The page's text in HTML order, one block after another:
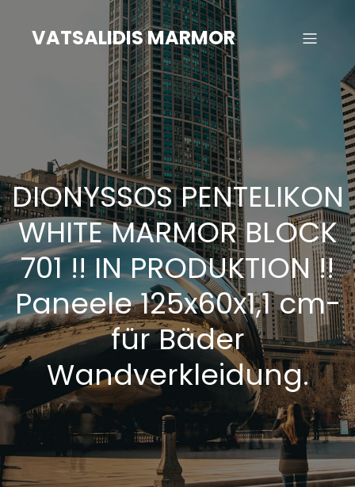
springenVATSALIDIS MARMOR
DIONYSSOS PENTELIKON
WHITE MARMOR BLOCK
701 !! IN PRODUKTION !!
Paneele 125x60x1,1 cm-
für Bäder
Wandverkleidung.